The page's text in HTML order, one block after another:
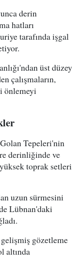
derin
hatları
tarafında işgal
üst düzey
çalışmaların,
önlemeyi
Tepeleri'nin
derinliğinde ve
toprak setleri
uzun sürmesini
Lübnan'daki
gelişmiş gözetleme
altında